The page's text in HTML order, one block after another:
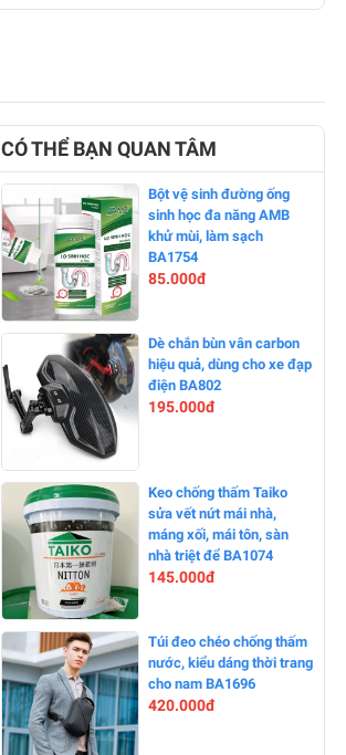
CÓ THỂ BẠN QUAN TÂM
-0%
Bột vệ sinh đường ống
sinh học đa năng AMB
khử mùi, làm sạch
BA1754
85.000đ
-0%
Dè chắn bùn vân carbon
hiệu quả, dùng cho xe đạp
điện BA802
195.000đ
-0%
Keo chống thấm Taiko
sửa vết nứt mái nhà,
máng xối, mái tôn, sàn
nhà triệt để BA1074
145.000đ
Túi đeo chéo chống thấm
nước, kiểu dáng thời trang
cho nam BA1696
420.000đ